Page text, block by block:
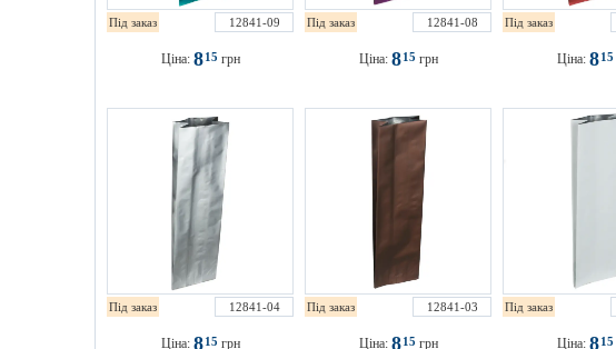
Під заказ 12841-09
Ціна: 815 грн
Під заказ 12841-08
Ціна: 815 грн
Під заказ
Ціна: 815
Під заказ 12841-04
Ціна: 815 грн
Під заказ 12841-03
Ціна: 815 грн
Під заказ
Ціна: 815